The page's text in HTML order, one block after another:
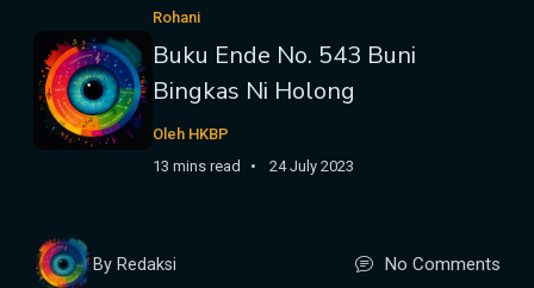
Rohani
Buku Ende No. 543 Buni
Bingkas Ni Holong
Oleh HKBP
13 mins read
24 July 2023
By Redaksi No Comments